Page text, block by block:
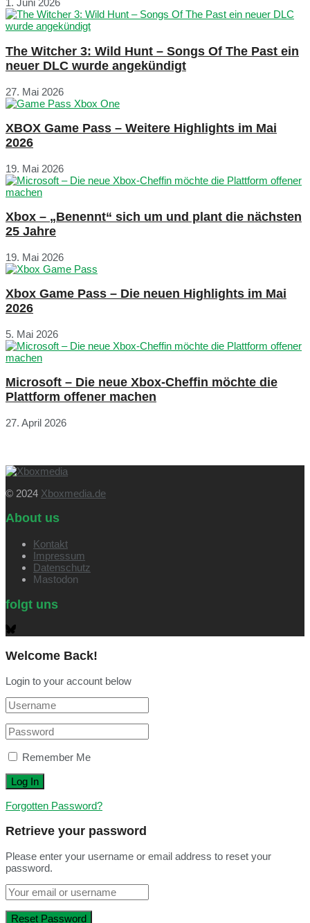
1. Juni 2026
The Witcher 3: Wild Hunt – Songs Of The Past ein
neuer DLC wurde angekündigt
27. Mai 2026
XBOX Game Pass – Weitere Highlights im Mai
2026
19. Mai 2026
Xbox – „Benennt“ sich um und plant die nächsten
25 Jahre
19. Mai 2026
Xbox Game Pass – Die neuen Highlights im Mai
2026
5. Mai 2026
Microsoft – Die neue Xbox-Cheffin möchte die
Plattform offener machen
27. April 2026
© 2024 Xboxmedia.de
About us
Kontakt
Impressum
Datenschutz
Mastodon
folgt uns
Welcome Back!
Login to your account below
Remember Me
Forgotten Password?
Retrieve your password
Please enter your username or email address to reset your
password.